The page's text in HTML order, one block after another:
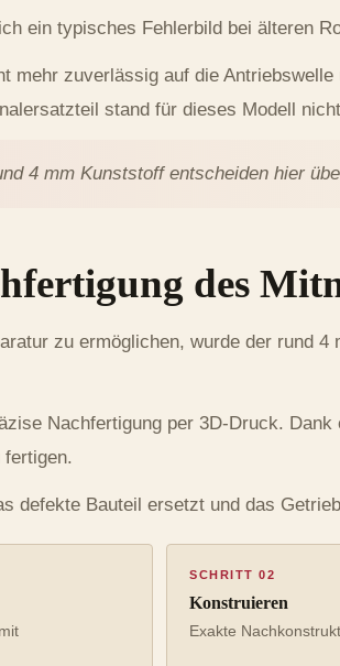
ein typisches Fehlerbild bei älteren
mehr zuverlässig auf die
stand für dieses Modell
4 mm Kunststoff entscheiden hier
des
zu ermöglichen, wurde der rund
Nachfertigung per 3D-Druck.
fertigen.
defekte Bauteil ersetzt und das
SCHRITT 02
Konstruieren
Exakte